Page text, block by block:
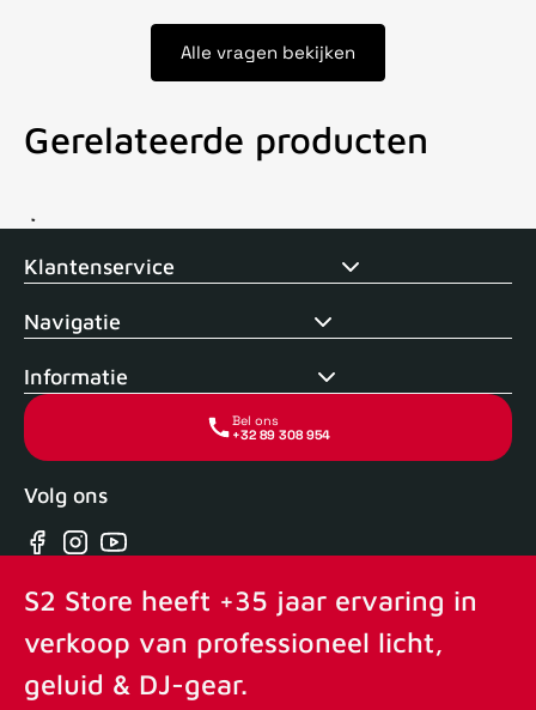
Alle vragen bekijken
Gerelateerde producten
Voor 15uur besteld, zelfde dag verstuurd Echte winkel +35
Klantenservice
Navigatie
Informatie
Bel ons
+32 89 308 954
Volg ons
Facebook
Instagram
YouTube
S2 Store heeft +35 jaar ervaring in
verkoop van professioneel licht,
geluid & DJ-gear.